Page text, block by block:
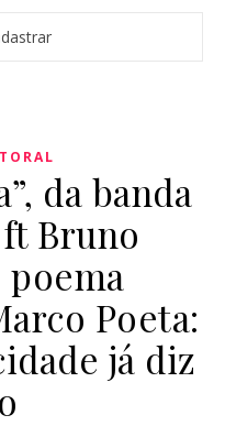
da banda
Bruno
poema
Poeta:
já diz